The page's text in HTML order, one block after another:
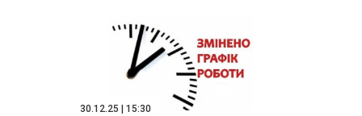
30.12.25 | 15:30